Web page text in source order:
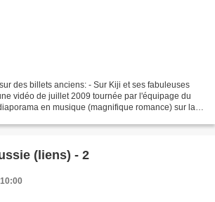
des billets anciens: - Sur Kiji et ses fabuleuses
vidéo de juillet 2009 tournée par l'équipage du
en musique (magnifique romance) sur la
(liens) - 2